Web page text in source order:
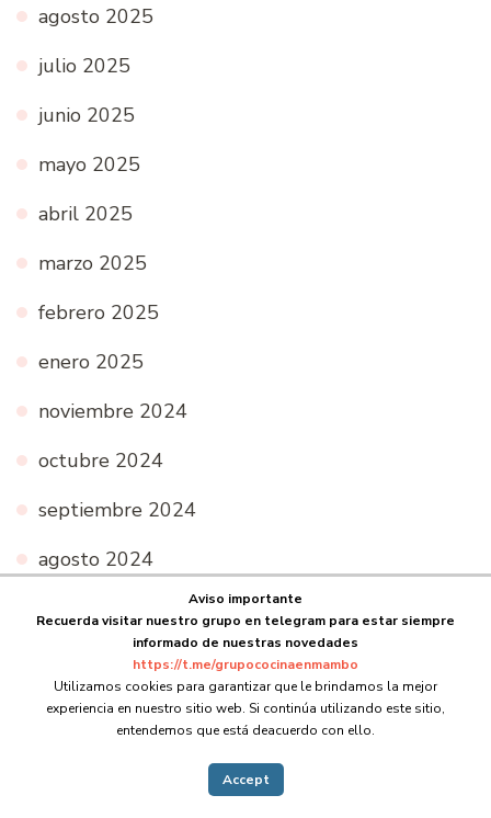
agosto 2025
julio 2025
junio 2025
mayo 2025
abril 2025
marzo 2025
febrero 2025
enero 2025
noviembre 2024
octubre 2024
septiembre 2024
agosto 2024
febrero 2024
Aviso importante
Recuerda visitar nuestro grupo en telegram para estar siempre
informado de nuestras novedades
https://t.me/grupococinaenmambo
Utilizamos cookies para garantizar que le brindamos la mejor
experiencia en nuestro sitio web. Si continúa utilizando este sitio,
entendemos que está deacuerdo con ello.
Accept